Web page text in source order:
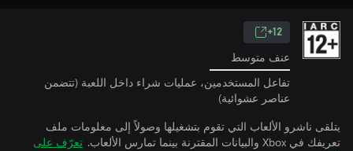
12+
عنف متوسط
تفاعل المستخدمين، عمليات شراء داخل اللعبة (تتضمن
عناصر عشوائية)
يتلقى ناشرو الألعاب التي تقوم بتشغيلها وصولاً إلى معلومات ملف
تعريفك في Xbox والبيانات المقترنة بينما تمارس الألعاب.
تعرّف على